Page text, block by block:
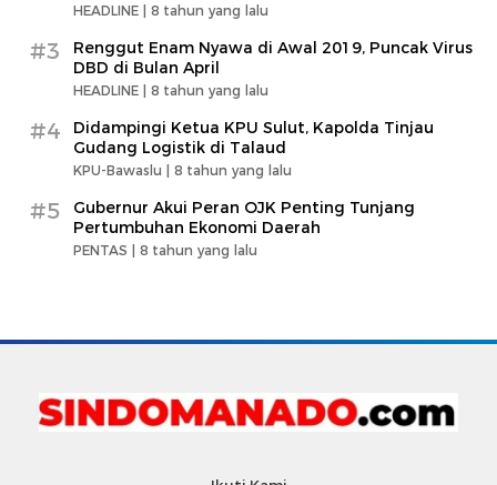
HEADLINE | 8 tahun yang lalu
#3
Renggut Enam Nyawa di Awal 2019, Puncak Virus
DBD di Bulan April
HEADLINE | 8 tahun yang lalu
#4
Didampingi Ketua KPU Sulut, Kapolda Tinjau
Gudang Logistik di Talaud
KPU-Bawaslu | 8 tahun yang lalu
#5
Gubernur Akui Peran OJK Penting Tunjang
Pertumbuhan Ekonomi Daerah
PENTAS | 8 tahun yang lalu